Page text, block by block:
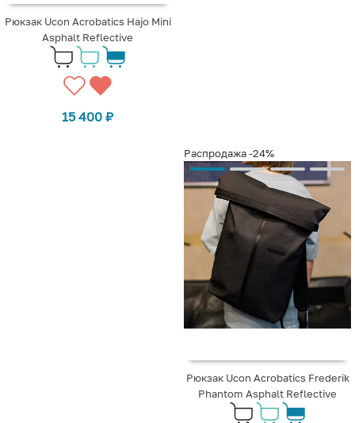
Рюкзак Ucon Acrobatics Hajo Mini
Asphalt Reflective
15 400 ₽
Распродажа-24%
Рюкзак Ucon Acrobatics Frederik
Phantom Asphalt Reflective